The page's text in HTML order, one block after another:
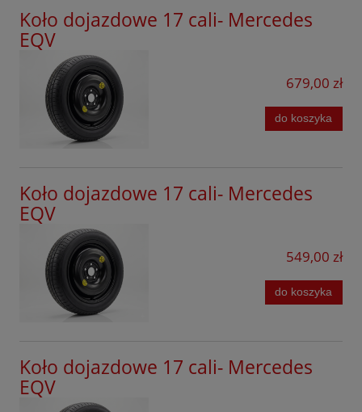
Citroen
Cupra
Dacia
DFSK
Fiat
Ford
Forthing
GAC
Geely
Hyundai
Jaecoo
C Klasa AMG
Citan
CL
CLA
CLA AMG
CLC
C AL-TERRAIN
E Klasa
E Klasa AMG
EQA
Koło dojazdowe 17 cali- Mercedes
EQV
679,00 zł
do koszyka
Koło dojazdowe 17 cali- Mercedes
EQV
549,00 zł
do koszyka
Koło dojazdowe 17 cali- Mercedes
EQV